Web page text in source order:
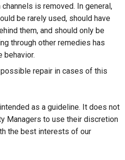
is removed. In general,
be rarely used, should have
them, and should only be
through other remedies has
behavior.
possible repair in cases of this
as a guideline. It does not
Managers to use their discretion
the best interests of our